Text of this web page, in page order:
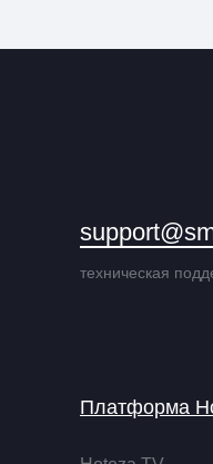
Платформа
техническая